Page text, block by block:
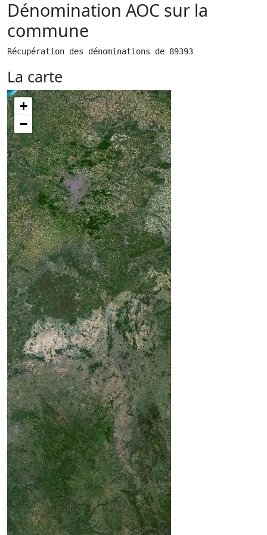
Dénomination AOC sur la
commune
Récupération des dénominations de 89393
La carte
+
−